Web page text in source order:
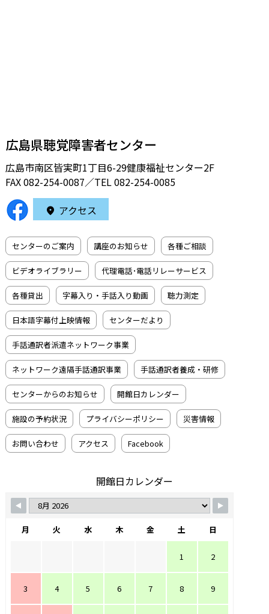
広島県聴覚障害者センター
広島市南区皆実町1丁目6-29健康福祉センター2F
FAX 082-254-0087／TEL082-254-0085
アクセス
センターのご案内 講座のお知らせ 各種ご相談
ビデオライブラリー 代理電話･電話リレーサービス
各種貸出 字幕入り・手話入り動画 聴力測定
日本語字幕付上映情報 センターだより
手話通訳者派遣ネットワーク事業
ネットワーク遠隔手話通訳事業 手話通訳者養成・研修
センターからのお知らせ 開館日カレンダー
施設の予約状況 プライバシーポリシー 災害情報
お問い合わせ アクセス Facebook
開館日カレンダー
月 火 水 木 金 土 日
1 2
3 4 5 6 7 8 9